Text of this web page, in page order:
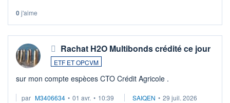
0j'aime
Rachat H2O Multibonds crédité ce jour
ETF ET OPCVM
sur mon compte espèces CTO Crédit Agricole .
par M3406634 • 01 avr. • 10:39 SAIQEN • 29 juil. 2026